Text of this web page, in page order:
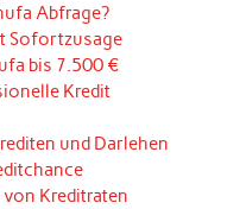
Abfrage?
Sofortzusage
bis 7.500 €
Kredit
und Darlehen
Kreditraten